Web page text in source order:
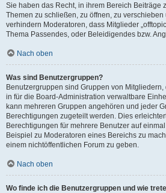
Sie haben das Recht, in ihrem Bereich Beiträge
Themen zu schließen, zu öffnen, zu
verhindern Moderatoren, dass Mitglieder
Thema Passendes, oder Beleidigendes bzw.
Nach oben
Was sind Benutzergruppen?
Benutzergruppen sind Gruppen von
in für die Board-Administration verwaltbare
kann mehreren Gruppen angehören und jeder
Berechtigungen zugeteilt werden. Dies
Berechtigungen für mehrere Benutzer auf
Beispiel zu Moderatoren eines Bereichs zu
einem nichtöffentlichen Forum zu geben.
Nach oben
Wo finde ich die Benutzergruppen und wie